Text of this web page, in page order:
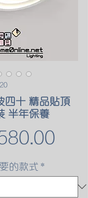
四十 精品貼頂
半年保養
價
的款式 *